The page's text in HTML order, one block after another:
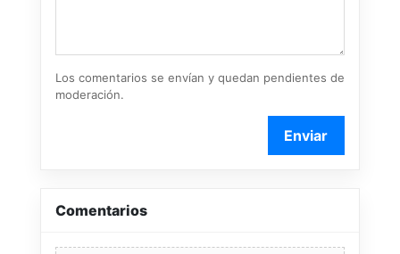
Los comentarios se envían y quedan pendientes de
moderación.
Enviar
Comentarios